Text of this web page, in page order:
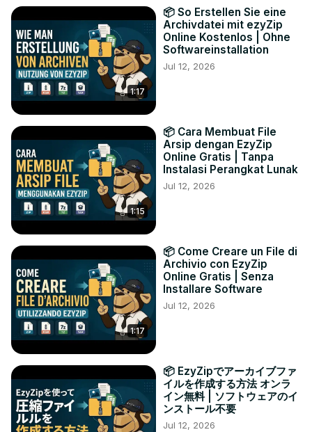
1:17
📦 So Erstellen Sie eine
Archivdatei mit ezyZip
Online Kostenlos | Ohne
Softwareinstallation
Jul 12, 2026
1:15
📦 Cara Membuat File
Arsip dengan EzyZip
Online Gratis | Tanpa
Instalasi Perangkat Lunak
Jul 12, 2026
1:17
📦 Come Creare un File di
Archivio con EzyZip
Online Gratis | Senza
Installare Software
Jul 12, 2026
📦 EzyZipでアーカイブファ
イルを作成する方法 オンラ
イン無料 | ソフトウェアのイ
ンストール不要
Jul 12, 2026